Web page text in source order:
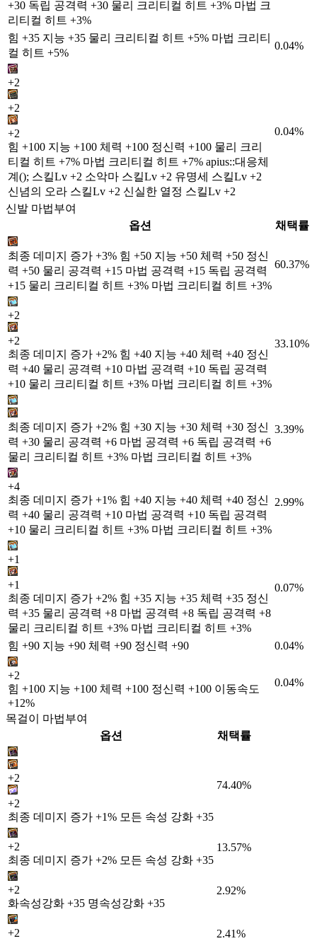
+30 독립 공격력 +30 물리 크리티컬 히트 +3% 마법 크
리티컬 히트 +3%
힘 +35 지능 +35 물리 크리티컬 히트 +5% 마법 크리티
컬 히트 +5%
0.04%
+2
+2
+2
힘 +100 지능 +100 체력 +100 정신력 +100 물리 크리
티컬 히트 +7% 마법 크리티컬 히트 +7% apius::대응체
계(); 스킬Lv +2 소악마 스킬Lv +2 유명세 스킬Lv +2
신념의 오라 스킬Lv +2 신실한 열정 스킬Lv +2
0.04%
신발 마법부여
옵션
채택률
최종 데미지 증가 +3% 힘 +50 지능 +50 체력 +50 정신
력 +50 물리 공격력 +15 마법 공격력 +15 독립 공격력
+15 물리 크리티컬 히트 +3% 마법 크리티컬 히트 +3%
60.37%
+2
+2
최종 데미지 증가 +2% 힘 +40 지능 +40 체력 +40 정신
력 +40 물리 공격력 +10 마법 공격력 +10 독립 공격력
+10 물리 크리티컬 히트 +3% 마법 크리티컬 히트 +3%
33.10%
최종 데미지 증가 +2% 힘 +30 지능 +30 체력 +30 정신
력 +30 물리 공격력 +6 마법 공격력 +6 독립 공격력 +6
물리 크리티컬 히트 +3% 마법 크리티컬 히트 +3%
3.39%
+4
최종 데미지 증가 +1% 힘 +40 지능 +40 체력 +40 정신
력 +40 물리 공격력 +10 마법 공격력 +10 독립 공격력
+10 물리 크리티컬 히트 +3% 마법 크리티컬 히트 +3%
2.99%
+1
+1
최종 데미지 증가 +2% 힘 +35 지능 +35 체력 +35 정신
력 +35 물리 공격력 +8 마법 공격력 +8 독립 공격력 +8
물리 크리티컬 히트 +3% 마법 크리티컬 히트 +3%
0.07%
힘 +90 지능 +90 체력 +90 정신력 +90 0.04%
+2
힘 +100 지능 +100 체력 +100 정신력 +100 이동속도
+12%
0.04%
목걸이 마법부여
옵션
채택률
+2
+2
최종 데미지 증가 +1% 모든 속성 강화 +35
74.40%
+2
최종 데미지 증가 +2% 모든 속성 강화 +35
13.57%
+2
화속성강화 +35 명속성강화 +35
2.92%
+2
2.41%